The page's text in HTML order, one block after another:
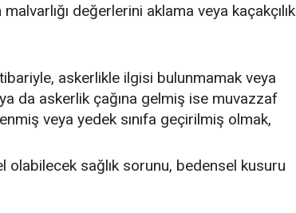
değerlerini aklama veya kaçakçılık
askerlikle ilgisi bulunmamak veya
da askerlik çağına gelmiş ise muvazzaf
veya yedek sınıfa geçirilmiş olmak,
olabilecek sağlık sorunu, bedensel kusuru